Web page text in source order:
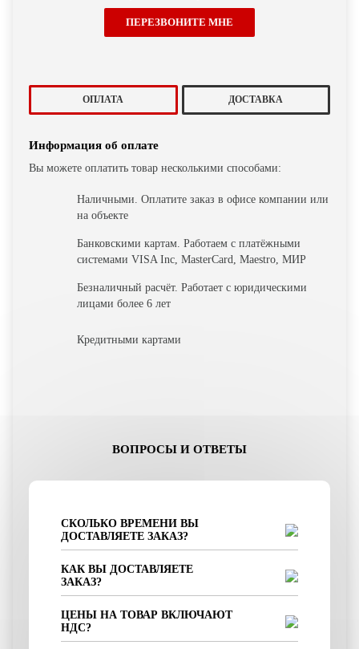
ПЕРЕЗВОНИТЕ МНЕ
ОПЛАТА ДОСТАВКА
Информация об оплате
Вы можете оплатить товар несколькими способами:
Наличными. Оплатите заказ в офисе компании или
на объекте
Банковскими картам. Работаем с платёжными
системами VISA Inc, MasterCard, Maestro, МИР
Безналичный расчёт. Работает с юридическими
лицами более 6 лет
Кредитными картами
ВОПРОСЫ И ОТВЕТЫ
СКОЛЬКО ВРЕМЕНИ ВЫ
ДОСТАВЛЯЕТЕ ЗАКАЗ?
КАК ВЫ ДОСТАВЛЯЕТЕ
ЗАКАЗ?
ЦЕНЫ НА ТОВАР ВКЛЮЧАЮТ
НДС?